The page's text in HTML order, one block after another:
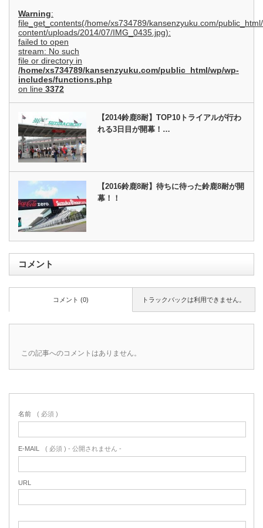
Warning:
file_get_contents(/home/xs734789/kansenzyuku.com/
content/uploads/2014/07/IMG_0435.jpg):
failed to open
stream: No such
file or directory in
/home/xs734789/kansenzyuku.com/public_html/wp/wp-
includes/functions.php
on line 3372
【2014鈴鹿8耐】TOP10トライアルが行わ
れる3日目が開幕！…
【2016鈴鹿8耐】待ちに待った鈴鹿8耐が開
幕！！
コメント
トラックバックは利用できません。
コメント (0)
この記事へのコメントはありません。
名前 ( 必須 )
E-MAIL ( 必須 ) - 公開されません -
URL